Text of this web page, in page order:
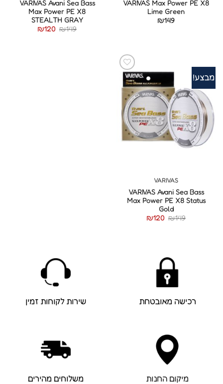
VARIVAS Max Power PE X8
Lime Green
₪149
VARIVAS Avani Sea Bass
Max Power PE X8
STEALTH GRAY
₪149
המחיר
₪120
מבצע!
VARIVAS
VARIVAS Avani Sea Bass
Max Power PE X8 Status
Gold
₪149
המחיר
₪120
רכישה מאובטחת שירות לקוחות זמין
מיקום החנות משלוחים מהירים